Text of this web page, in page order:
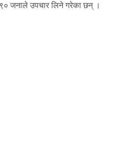
जनाले उपचार लिने गरेका छन् ।